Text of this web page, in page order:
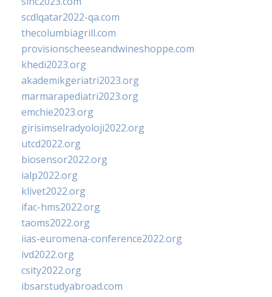
scdlqatar2022-qa.com
thecolumbiagrill.com
provisionscheeseandwineshoppe.com
khedi2023.org
akademikgeriatri2023.org
marmarapediatri2023.org
emchie2023.org
girisimselradyoloji2022.org
utcd2022.org
biosensor2022.org
ialp2022.org
klivet2022.org
ifac-hms2022.org
taoms2022.org
iias-euromena-conference2022.org
ivd2022.org
csity2022.org
ibsarstudyabroad.com